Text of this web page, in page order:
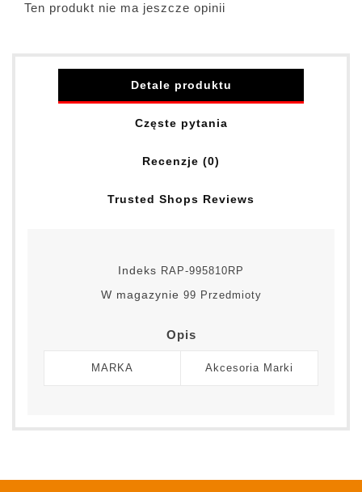
Ten produkt nie ma jeszcze opinii
Detale produktu
Częste pytania
Recenzje (0)
Trusted Shops Reviews
Indeks RAP-995810RP
W magazynie 99 Przedmioty
Opis
MARKA Akcesoria Marki